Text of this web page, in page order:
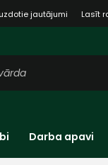
jautājumi Lasīt
Darba apavi